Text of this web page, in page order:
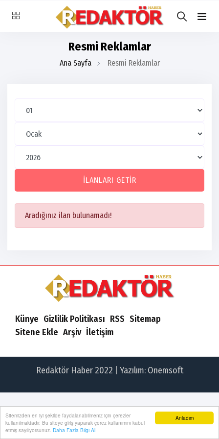
Anladım
Sitemizden en iyi şekilde faydalanabilmeniz için çerezler
kullanılmaktadır. Bu siteye giriş yaparak çerez kullanımını kabul
etmiş sayılıyorsunuz. Daha Fazla Bilgi Al
Resmi Reklamlar
Ana Sayfa Resmi Reklamlar
İLANLARI GETIR
Aradığınız ilan bulunamadı!
Künye Gizlilik Politikası RSS Sitemap
Sitene Ekle Arşiv İletişim
Redaktör Haber 2022 | Yazılım: Onemsoft